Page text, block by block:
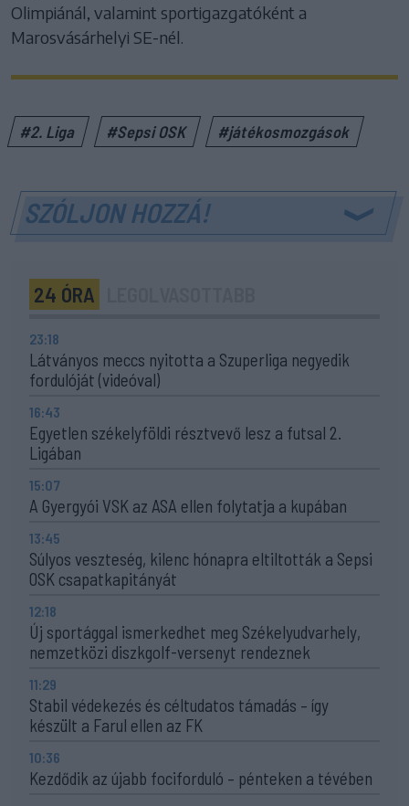
Olimpiánál, valamint sportigazgatóként a
Marosvásárhelyi SE-nél.
#2. Liga #Sepsi OSK #játékosmozgások
SZÓLJON HOZZÁ!
24 ÓRA
23:18
Látványos meccs nyitotta a Szuperliga negyedik
fordulóját (videóval)
16:43
Egyetlen székelyföldi résztvevő lesz a futsal 2.
Ligában
15:07
A Gyergyói VSK az ASA ellen folytatja a kupában
13:45
Súlyos veszteség, kilenc hónapra eltiltották a Sepsi
OSK csapatkapitányát
12:18
Új sportággal ismerkedhet meg Székelyudvarhely,
nemzetközi diszkgolf-versenyt rendeznek
11:29
Stabil védekezés és céltudatos támadás – így
készült a Farul ellen az FK
10:36
Kezdődik az újabb fociforduló – pénteken a tévében